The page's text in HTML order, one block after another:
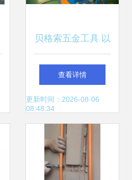
贝格索五金工具 以
综合优势赋能输送
机，让劳保用品传
递安全与关怀
查看详情
更新时间：2026-08-06
08:48:34